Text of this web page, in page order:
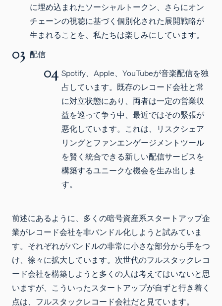
に埋め込まれたソーシャルトークン、さらにオン
チェーンの視聴に基づく個別化された展開戦略が
生まれることを、私たちは楽しみにしています。
配信
Spotify、Apple、YouTubeが音楽配信を独
占しています。既存のレコード会社と常
に対立状態にあり、両者は一定の営業収
益を巡って争う中、最近ではその緊張が
悪化しています。これは、リスクシェア
リングとファンエンゲージメントツール
を賢く統合できる新しい配信サービスを
構築するユニークな機会を生み出しま
す。
前述にあるように、多くの暗号資産系スタートアップ企
業がレコード会社を非バンドル化しようと試みていま
す。それぞれがバンドルの非常に小さな部分から手をつ
け、徐々に拡大しています。次世代のフルスタックレコ
ード会社を構築しようと多くの人は考えてはいないと思
いますが、こういったスタートアップが自ずと行き着く
点は、フルスタックレコード会社だと見ています。